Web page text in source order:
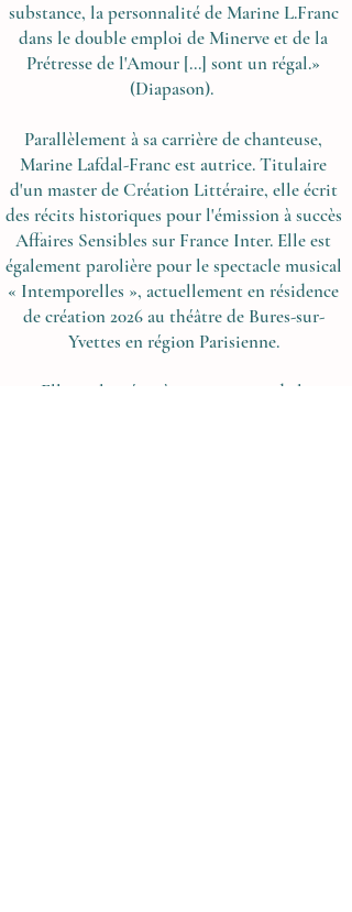
substance, la personnalité de Marine L.Franc
dans le double emploi de Minerve et de la
Prétresse de l'Amour [...] sont un régal.»
(Diapason).
Parallèlement à sa carrière de chanteuse,
Marine Lafdal-Franc est autrice. Titulaire
d'un master de Création Littéraire, elle écrit
des récits historiques pour l'émission à succès
Affaires Sensibles sur France Inter. Elle est
également parolière pour le spectacle musical
« Intemporelles », actuellement en résidence
de création 2026 au théâtre de Bures-sur-
Yvettes en région Parisienne.
Elle est lauréate à trois reprises de la